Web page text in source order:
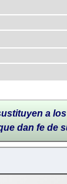
a
dan fe de